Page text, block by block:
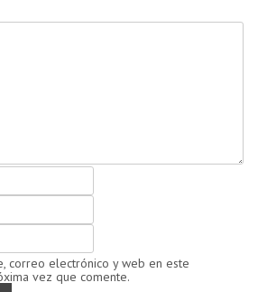
correo electrónico y web en este
vez que comente.